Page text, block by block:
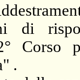
di
Corso
.